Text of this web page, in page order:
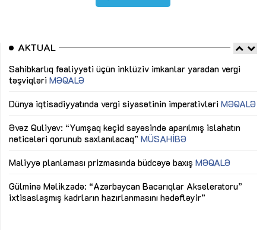
AKTUAL
Sahibkarlıq fəaliyyəti üçün inklüziv imkanlar yaradan vergi
təşviqləri MƏQALƏ
Dünya iqtisadiyyatında vergi siyasətinin imperativləri MƏQALƏ
Əvəz Quliyev: “Yumşaq keçid sayəsində aparılmış islahatın
nəticələri qorunub saxlanılacaq” MÜSAHİBƏ
Maliyyə planlaması prizmasında büdcəyə baxış MƏQALƏ
Gülminə Məlikzadə: “Azərbaycan Bacarıqlar Akseleratoru”
ixtisaslaşmış kadrların hazırlanmasını hədəfləyir”